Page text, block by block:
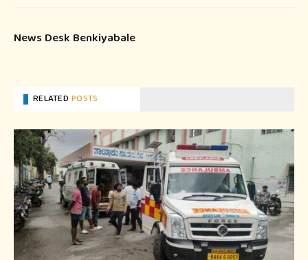
News Desk Benkiyabale
RELATEDPOSTS